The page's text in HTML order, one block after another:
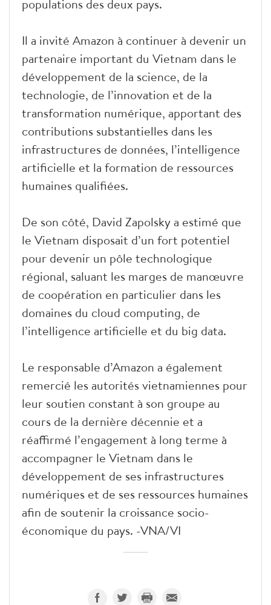
populations des deux pays.
Il a invité Amazon à continuer à devenir un
partenaire important du Vietnam dans le
développement de la science, de la
technologie, de l’innovation et de la
transformation numérique, apportant des
contributions substantielles dans les
infrastructures de données, l’intelligence
artificielle et la formation de ressources
humaines qualifiées.
De son côté, David Zapolsky a estimé que
le Vietnam disposait d’un fort potentiel
pour devenir un pôle technologique
régional, saluant les marges de manœuvre
de coopération en particulier dans les
domaines du cloud computing, de
l’intelligence artificielle et du big data.
Le responsable d’Amazon a également
remercié les autorités vietnamiennes pour
leur soutien constant à son groupe au
cours de la dernière décennie et a
réaffirmé l’engagement à long terme à
accompagner le Vietnam dans le
développement de ses infrastructures
numériques et de ses ressources humaines
afin de soutenir la croissance socio-
économique du pays. -VNA/VI